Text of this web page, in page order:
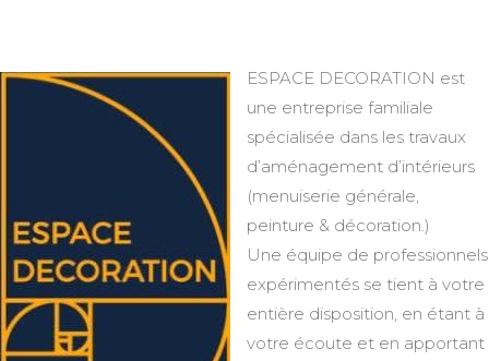
ESPACE DECORATION est
une entreprise familiale
spécialisée dans les travaux
d’aménagement d’intérieurs
(menuiserie générale,
peinture & décoration.)
Une équipe de professionnels
expérimentés se tient à votre
entière disposition, en étant à
votre écoute et en apportant